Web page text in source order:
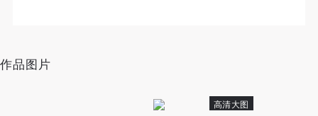
作品图片
高清大图
（如杂志、网络等）。
（如杂志、网络等）。
（如杂志、网络等）。